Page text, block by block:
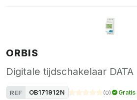
ORBIS
Digitale tijdschakelaar DATA
REF OB171912N (0)